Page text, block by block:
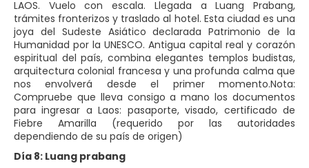
LAOS. Vuelo con escala. Llegada a Luang Prabang,
trámites fronterizos y traslado al hotel. Esta ciudad es una
joya del Sudeste Asiático declarada Patrimonio de la
Humanidad por la UNESCO. Antigua capital real y corazón
espiritual del país, combina elegantes templos budistas,
arquitectura colonial francesa y una profunda calma que
nos envolverá desde el primer momento.Nota:
Compruebe que lleva consigo a mano los documentos
para ingresar a Laos: pasaporte, visado, certificado de
Fiebre Amarilla (requerido por las autoridades
dependiendo de su país de origen)
Día 8: Luang prabang